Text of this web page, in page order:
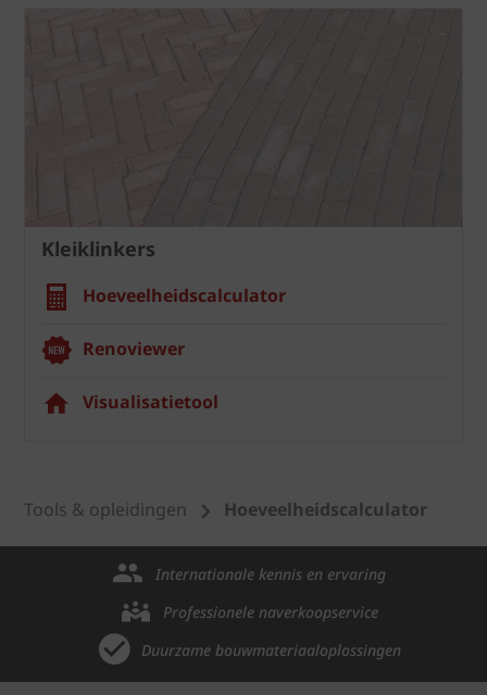
Kleiklinkers
Hoeveelheidscalculator
Renoviewer
Visualisatietool
Tools & opleidingen Hoeveelheidscalculator
Internationale kennis en ervaring
Professionele naverkoopservice
Duurzame bouwmateriaaloplossingen